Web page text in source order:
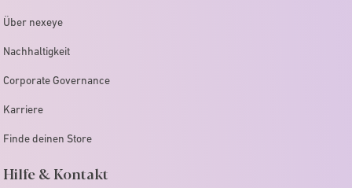
Über nexeye
Nachhaltigkeit
Corporate Governance
Karriere
Finde deinen Store
Hilfe & Kontakt